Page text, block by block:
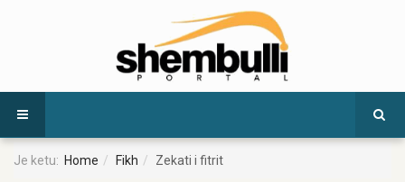
Je ketu: Home Fikh Zekati i fitrit